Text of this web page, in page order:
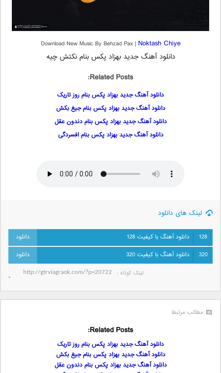
Download New Music By Behzad Pax | Noktash Chiye
دانلود آهنگ جدید بهزاد پکس بنام نکتش چیه
Related Posts:
دانلود آهنگ جدید بهزاد پکس بنام روز تاریک
دانلود آهنگ جدید بهزاد پکس بنام جیغ بکش
دانلود آهنگ جدید بهزاد پکس بنام دندون عقل
دانلود آهنگ جدید بهزاد پکس بنام افسردگی
لینک های دانلود
128
دانلود آهنگ با کیفیت 128
320
دانلود آهنگ با کیفیت 320
لینک کوتاه‌ :
مطالب مرتبط
Related Posts:
دانلود آهنگ جدید بهزاد پکس بنام روز تاریک
دانلود آهنگ جدید بهزاد پکس بنام جیغ بکش
دانلود آهنگ جدید بهزاد پکس بنام دندون عقل